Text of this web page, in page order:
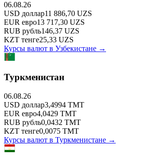
06.08.26
USD доллар11 886,70 UZS
EUR евро13 717,30 UZS
RUB рубль146,37 UZS
KZT тенге25,33 UZS
Курсы валют в Узбекистане →
Туркменистан
06.08.26
USD доллар3,4994 TMT
EUR евро4,0429 TMT
RUB рубль0,0432 TMT
KZT тенге0,0075 TMT
Курсы валют в Туркменистане →